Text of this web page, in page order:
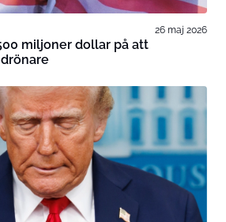
26 maj 2026
miljoner dollar på att